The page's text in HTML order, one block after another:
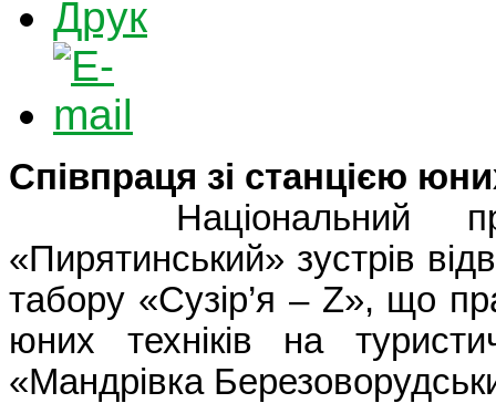
Співпраця зі станцією
Національний
«Пирятинський» зустрів
табору «Сузір’я – Z», що
юних техніків на
«Мандрівка